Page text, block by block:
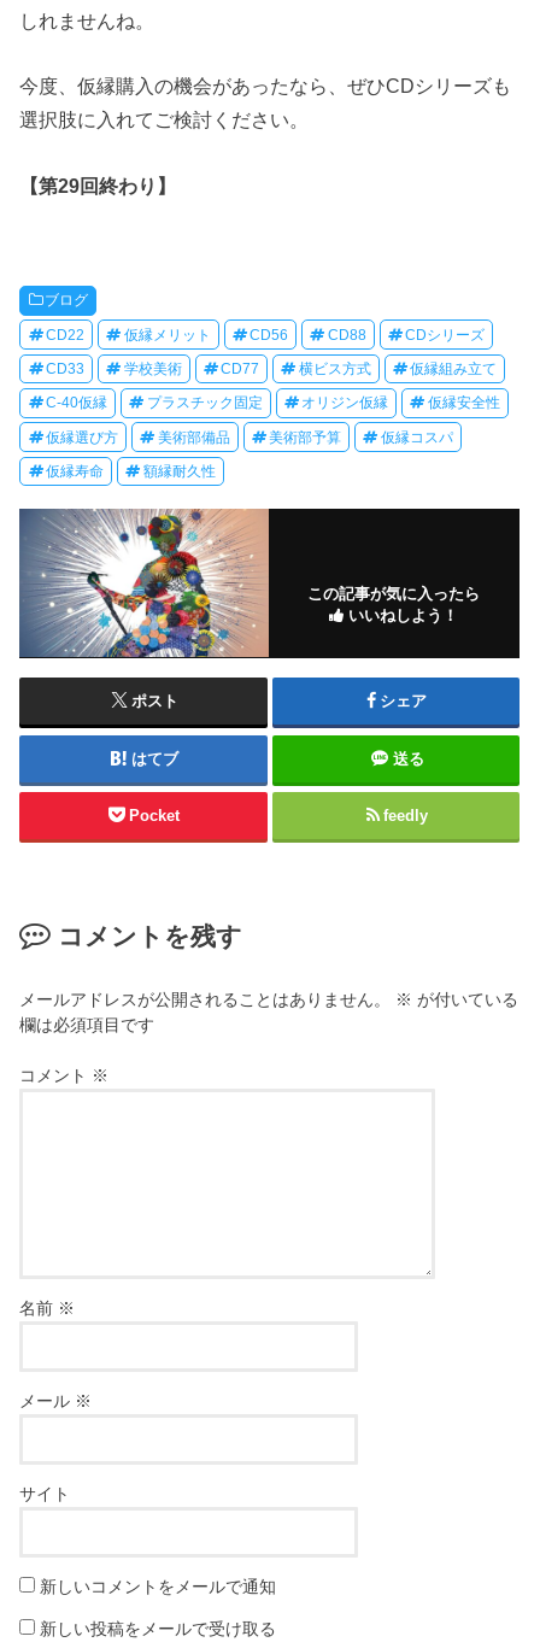
しれませんね。
今度、仮縁購入の機会があったなら、ぜひCDシリーズも
選択肢に入れてご検討ください。
【第29回終わり】
ブログ
CD22 仮縁メリット CD56 CD88 CDシリーズ
CD33 学校美術 CD77 横ビス方式 仮縁組み立て
C-40仮縁 プラスチック固定 オリジン仮縁 仮縁安全性
仮縁選び方 美術部備品 美術部予算 仮縁コスパ
仮縁寿命 額縁耐久性
この記事が気に入ったら
いいねしよう！
ポスト シェア
はてブ 送る
Pocket feedly
コメントを残す
メールアドレスが公開されることはありません。 ※ が付いている
欄は必須項目です
コメント ※
名前 ※
メール ※
サイト
新しいコメントをメールで通知
新しい投稿をメールで受け取る